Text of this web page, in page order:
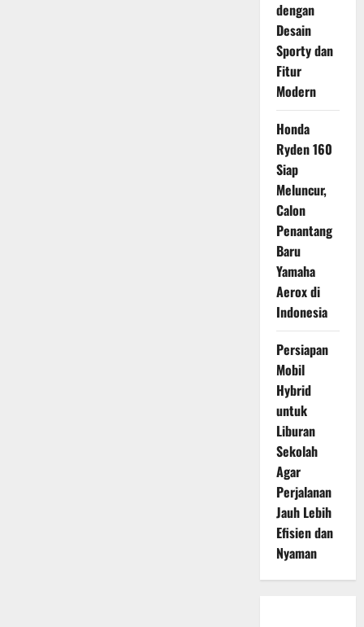
dengan
Desain
Sporty dan
Fitur
Modern
Honda
Ryden 160
Siap
Meluncur,
Calon
Penantang
Baru
Yamaha
Aerox di
Indonesia
Persiapan
Mobil
Hybrid
untuk
Liburan
Sekolah
Agar
Perjalanan
Jauh Lebih
Efisien dan
Nyaman